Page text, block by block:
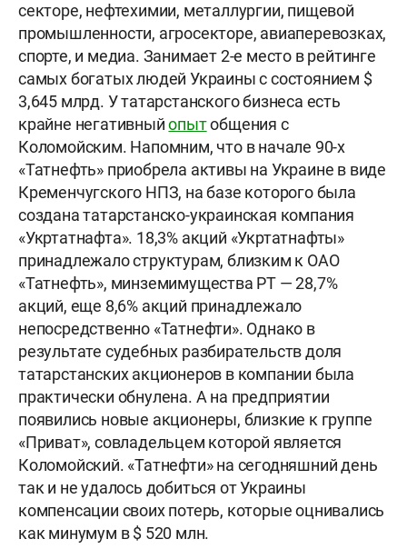
секторе, нефтехимии, металлургии, пищевой
промышленности, агросекторе, авиаперевозках,
спорте, и медиа. Занимает 2-е место в рейтинге
самых богатых людей Украины с состоянием $
3,645 млрд. У татарстанского бизнеса есть
крайне негативныйопытобщения с
Коломойским. Напомним, что в начале 90-х
«Татнефть» приобрела активы на Украине в виде
Кременчугского НПЗ, на базе которого была
создана татарстанско-украинская компания
«Укртатнафта». 18,3% акций «Укртатнафты»
принадлежало структурам, близким к ОАО
«Татнефть», минземимущества РТ — 28,7%
акций, еще 8,6% акций принадлежало
непосредственно «Татнефти». Однако в
результате судебных разбирательств доля
татарстанских акционеров в компании была
практически обнулена. А на предприятии
появились новые акционеры, близкие к группе
«Приват», совладельцем которой является
Коломойский. «Татнефти» на сегодняшний день
так и не удалось добиться от Украины
компенсации своих потерь, которые оцнивались
как минумум в $ 520 млн.